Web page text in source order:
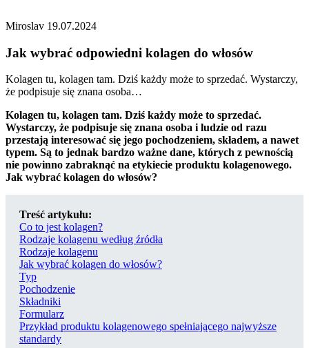
Miroslav 19.07.2024
Jak wybrać odpowiedni kolagen do włosów
Kolagen tu, kolagen tam. Dziś każdy może to sprzedać. Wystarczy,
że podpisuje się znana osoba…
Kolagen tu, kolagen tam. Dziś każdy może to sprzedać.
Wystarczy, że podpisuje się znana osoba i ludzie od razu
przestają interesować się jego pochodzeniem, składem, a nawet
typem. Są to jednak bardzo ważne dane, których z pewnością
nie powinno zabraknąć na etykiecie produktu kolagenowego.
Jak wybrać kolagen do włosów?
Treść artykułu:
Co to jest kolagen?
Rodzaje kolagenu według źródła
Rodzaje kolagenu
Jak wybrać kolagen do włosów?
Typ
Pochodzenie
Składniki
Formularz
Przykład produktu kolagenowego spełniającego najwyższe
standardy